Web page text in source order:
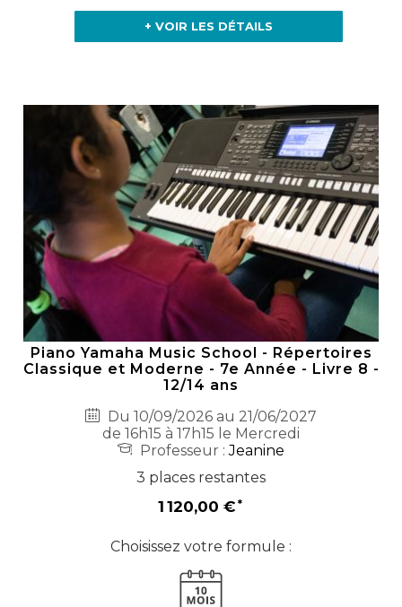
+ VOIR LES DÉTAILS
Piano Yamaha Music School - Répertoires
Classique et Moderne - 7e Année - Livre 8 -
12/14 ans
Du 10/09/2026 au 21/06/2027
de 16h15 à 17h15 le Mercredi
Professeur :Jeanine
3 places restantes
1 120,00 €
Choisissez votre formule :